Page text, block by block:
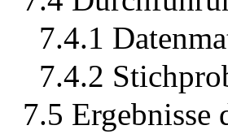
7.4.1
7.4.2
7.5 Ergebnisse